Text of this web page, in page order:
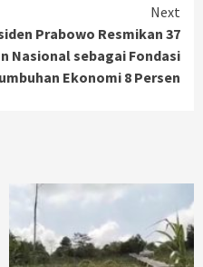
Next
Prabowo Resmikan 37
Nasional sebagai Fondasi
Ekonomi 8 Persen